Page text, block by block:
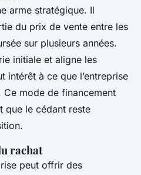
arme stratégique. Il
du prix de vente entre les
sur plusieurs années.
initiale et aligne les
intérêt à ce que l’entreprise
mode de financement
que le cédant reste
rachat
peut offrir des